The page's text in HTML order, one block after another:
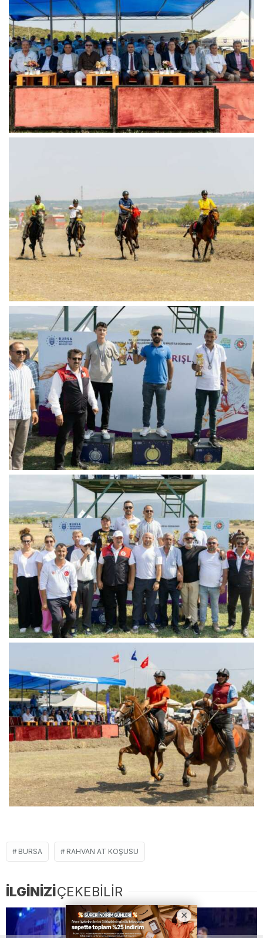
BURSA RAHVAN AT KOŞUSU
İLGİNİZİÇEKEBİLİR